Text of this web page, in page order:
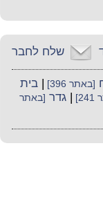
שלח לחבר
[באתר 396] | בית
| גדר [באתר